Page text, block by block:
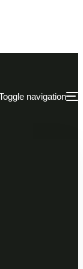
navigation